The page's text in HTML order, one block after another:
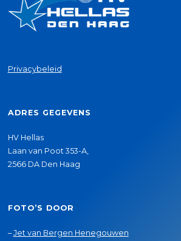
Privacybeleid
ADRES GEGEVENS
HV Hellas
Laan van Poot 353-A,
2566 DA Den Haag
FOTO’S DOOR
–Jet van Bergen Henegouwen